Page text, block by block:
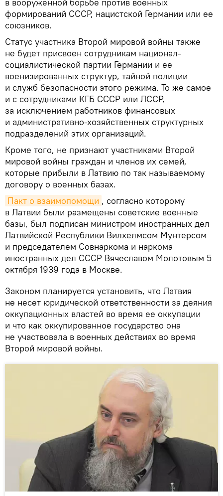
формирований СССР, нацистской Германии или ее
союзников.
Статус участника Второй мировой войны также
не будет присвоен сотрудникам национал-
социалистической партии Германии и ее
военизированных структур, тайной полиции
и служб безопасности этого режима. То же самое
и с сотрудниками КГБ СССР или ЛССР,
за исключением работников финансовых
и административно-хозяйственных структурных
подразделений этих организаций.
Кроме того, не признают участниками Второй
мировой войны граждан и членов их семей,
которые прибыли в Латвию по так называемому
договору о военных базах.
Пакт о взаимопомощи , согласно которому
в Латвии были размещены советские военные
базы, был подписан министром иностранных дел
Латвийской Республики Вилхелмсом Мунтерсом
и председателем Совнаркома и наркома
иностранных дел СССР Вячеславом Молотовым 5
октября 1939 года в Москве.
Законом планируется установить, что Латвия
не несет юридической ответственности за деяния
оккупационных властей во время ее оккупации
и что как оккупированное государство она
не участвовала в военных действиях во время
Второй мировой войны.